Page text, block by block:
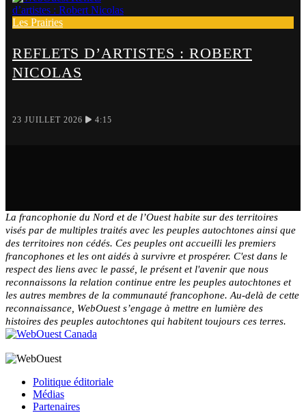
Les Prairies
REFLETS D’ARTISTES : ROBERT
NICOLAS
23 JUILLET 2026 4:15
La francophonie du Nord et de l’Ouest habite sur des territoires
visés par de multiples traités avec les peuples autochtones ainsi que
des territoires non cédés. Ces peuples ont accueilli les premiers
francophones et les ont aidés à survivre et prospérer. C'est dans le
respect des liens avec le passé, le présent et l'avenir que nous
reconnaissons la relation continue entre les peuples autochtones et
les autres membres de la communauté francophone. Au-delà de cette
reconnaissance, WebOuest s’engage à mettre en lumière des
histoires des peuples autochtones qui habitent toujours ces terres.
Politique éditoriale
Médias
Partenaires